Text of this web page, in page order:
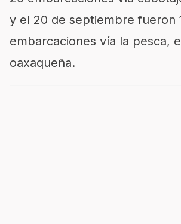
y el 20 de septiembre fueron
embarcaciones vía la pesca,
oaxaqueña.